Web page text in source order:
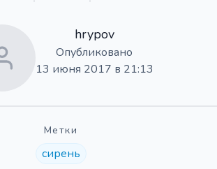
hrypov
Опубликовано
13 июня 2017 в 21:13
Метки
сирень